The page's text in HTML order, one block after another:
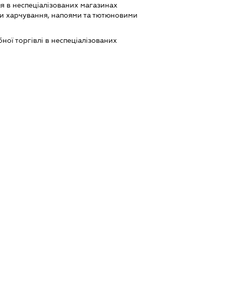
в неспеціалізованих магазинах
харчування, напоями та тютюновими
торгівлі в неспеціалізованих